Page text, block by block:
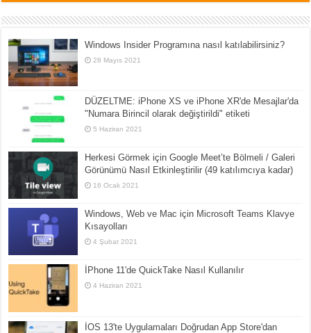
Windows Insider Programına nasıl katılabilirsiniz?
28 Mayıs 2021
DÜZELTME: iPhone XS ve iPhone XR'de Mesajlar'da
"Numara Birincil olarak değiştirildi" etiketi
5 Haziran 2021
Herkesi Görmek için Google Meet’te Bölmeli / Galeri
Görünümü Nasıl Etkinleştirilir (49 katılımcıya kadar)
16 Ocak 2021
Windows, Web ve Mac için Microsoft Teams Klavye
Kısayolları
4 Şubat 2021
İPhone 11'de QuickTake Nasıl Kullanılır
4 Haziran 2021
İOS 13'te Uygulamaları Doğrudan App Store'dan